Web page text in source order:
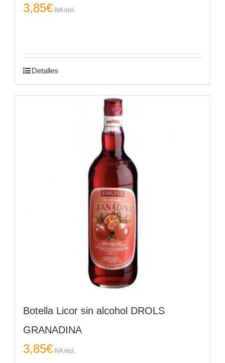
3,85€ IVA incl.
Detalles
Botella Licor sin alcohol DROLS
GRANADINA
3,85€ IVA incl.